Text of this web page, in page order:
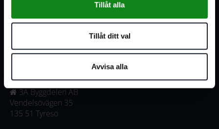
Tillåt alla
Tillåt ditt val
Avvisa alla
Våra öppettider
Fredag:
07:00-16:00
07:00-15:00
3A Byggdelen AB
Vendelsövägen 35
135 51 Tyresö